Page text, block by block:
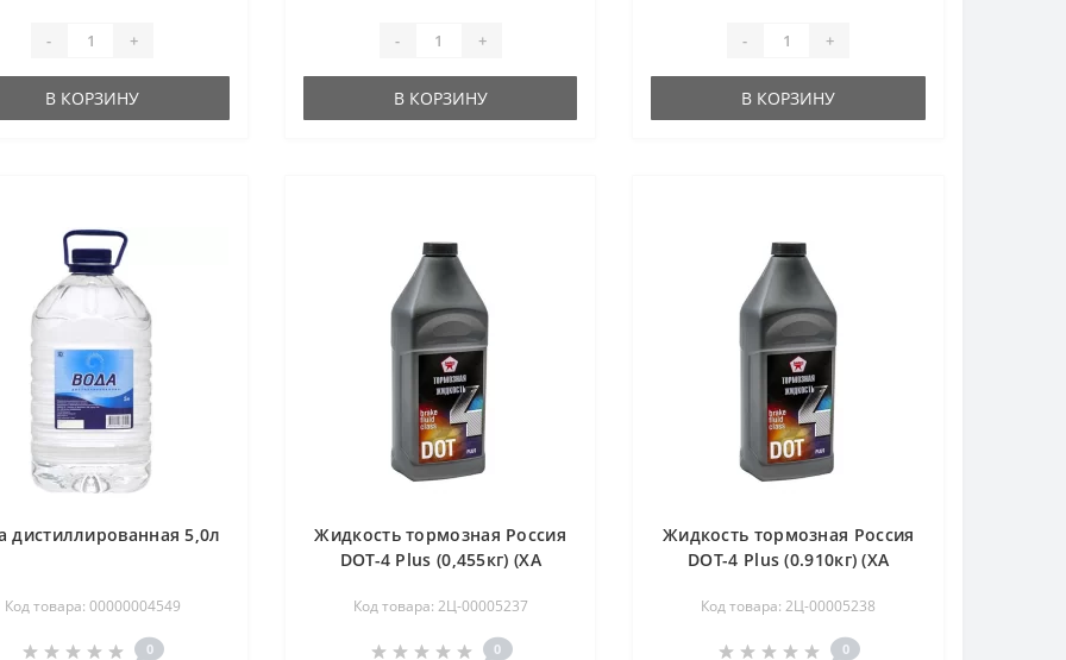
- +
В КОРЗИНУ
- +
В КОРЗИНУ
- +
В КОРЗИНУ
дистиллированная 5,0л
Код товара: 00000004549
0
Жидкость тормозная Россия
DOT-4 Plus (0,455кг) (ХА
Код товара: 2Ц-00005237
0
Жидкость тормозная Россия
DOT-4 Plus (0.910кг) (ХА
Код товара: 2Ц-00005238
0